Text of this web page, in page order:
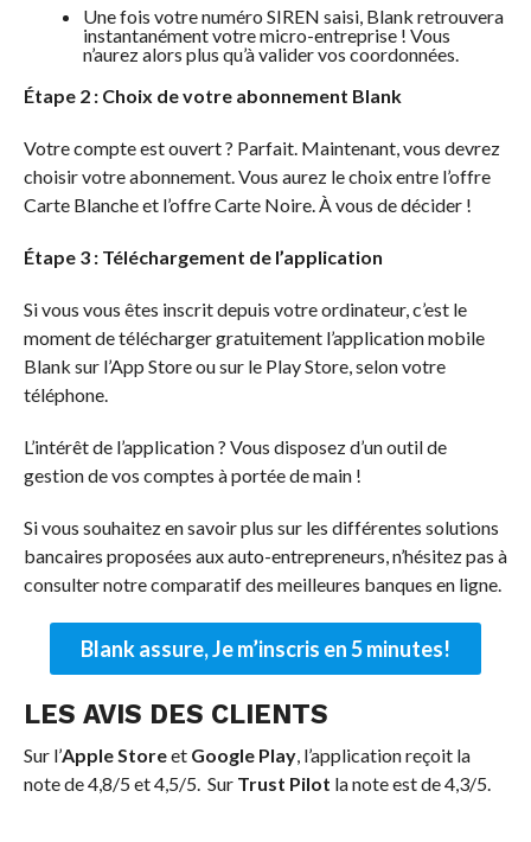
Une fois votre numéro SIREN saisi, Blank retrouvera
instantanément votre micro-entreprise ! Vous
n’aurez alors plus qu’à valider vos coordonnées.
Étape 2 : Choix de votre abonnement Blank
Votre compte est ouvert ? Parfait. Maintenant, vous devrez
choisir votre abonnement. Vous aurez le choix entre l’offre
Carte Blanche et l’offre Carte Noire. À vous de décider !
Étape 3 : Téléchargement de l’application
Si vous vous êtes inscrit depuis votre ordinateur, c’est le
moment de télécharger gratuitement l’application mobile
Blank sur l’App Store ou sur le Play Store, selon votre
téléphone.
L’intérêt de l’application ? Vous disposez d’un outil de
gestion de vos comptes à portée de main !
Si vous souhaitez en savoir plus sur les différentes solutions
bancaires proposées aux auto-entrepreneurs, n’hésitez pas à
consulter notre comparatif des meilleures banques en ligne.
Blank assure, Je m’inscris en 5 minutes!
LES AVIS DES CLIENTS
Sur l’Apple Storeet Google Play, l’application reçoit la
note de 4,8/5 et 4,5/5. Sur Trust Pilot la note est de 4,3/5.